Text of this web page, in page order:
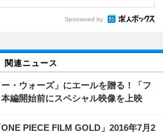
Sponsored by
関連ニュース
・ウォーズ」にエールを贈る！「フ
編開始前にスペシャル映像を上映
PIECE FILM GOLD」2016年7月2